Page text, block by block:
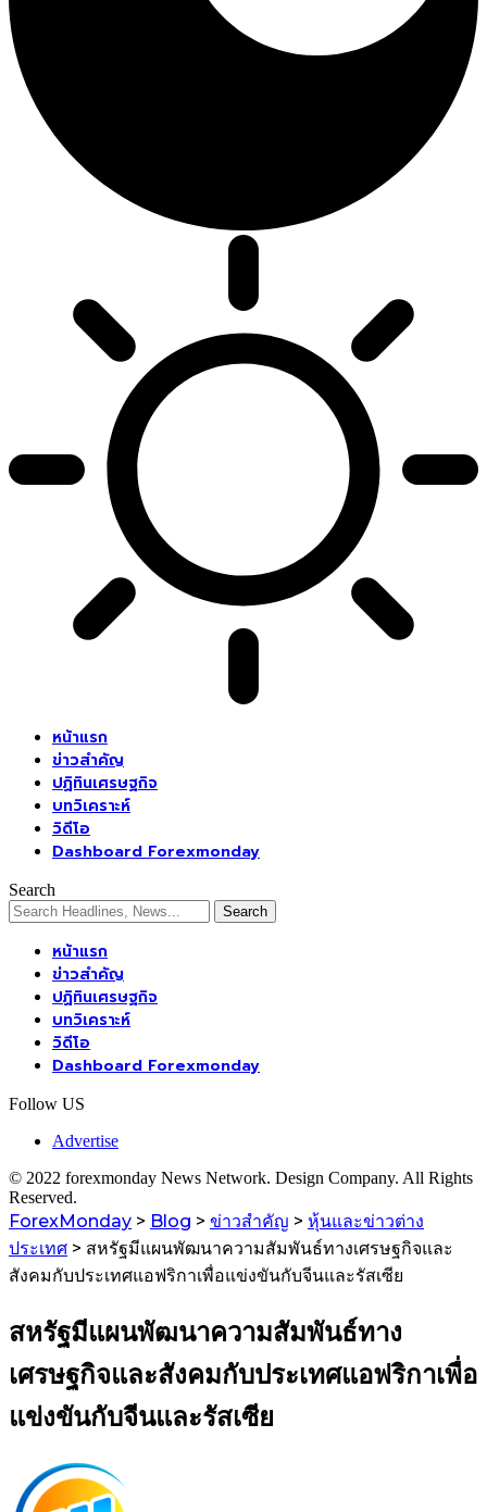
หน้าแรก
ข่าวสำคัญ
ปฏิทินเศรษฐกิจ
บทวิเคราะห์
วิดีโอ
Dashboard Forexmonday
Search
หน้าแรก
ข่าวสำคัญ
ปฏิทินเศรษฐกิจ
บทวิเคราะห์
วิดีโอ
Dashboard Forexmonday
Follow US
Advertise
© 2022 forexmonday News Network. Design Company. All Rights
Reserved.
ForexMonday > Blog > ข่าวสำคัญ > หุ้นและข่าวต่าง
ประเทศ > สหรัฐมีแผนพัฒนาความสัมพันธ์ทางเศรษฐกิจและ
สังคมกับประเทศแอฟริกาเพื่อแข่งขันกับจีนและรัสเซีย
สหรัฐมีแผนพัฒนาความสัมพันธ์ทาง
เศรษฐกิจและสังคมกับประเทศแอฟริกาเพื่อ
แข่งขันกับจีนและรัสเซีย